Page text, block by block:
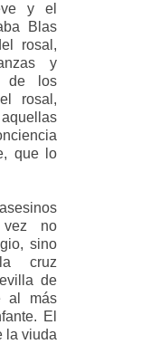
y el
Blas
rosal,
y
de los
rosal,
que lo
no
sino
cruz
de
al más
El
la viuda